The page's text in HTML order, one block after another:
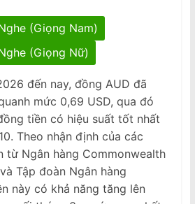
(Giọng Nam)
(Giọng Nữ)
đến nay, đồng AUD đã
mức 0,69 USD, qua đó
tiền có hiệu suất tốt nhất
Theo nhận định của các
từ Ngân hàng Commonwealth
Tập đoàn Ngân hàng
này có khả năng tăng lên